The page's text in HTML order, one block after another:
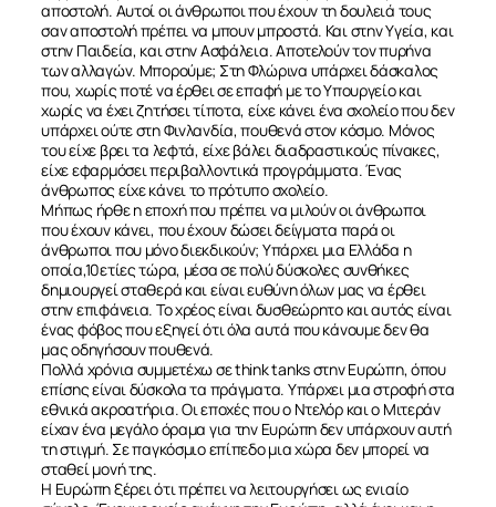
αποστολή. Αυτοί οι άνθρωποι που έχουν τη δουλειά τους
σαν αποστολή πρέπει να μπουν μπροστά. Και στην Υγεία, και
στην Παιδεία, και στην Ασφάλεια. Αποτελούν τον πυρήνα
των αλλαγών. Μπορούμε; Στη Φλώρινα υπάρχει δάσκαλος
που, χωρίς ποτέ να έρθει σε επαφή με το Υπουργείο και
χωρίς να έχει ζητήσει τίποτα, είχε κάνει ένα σχολείο που δεν
υπάρχει ούτε στη Φινλανδία, πουθενά στον κόσμο. Μόνος
του είχε βρει τα λεφτά, είχε βάλει διαδραστικούς πίνακες,
είχε εφαρμόσει περιβαλλοντικά προγράμματα. Ένας
άνθρωπος είχε κάνει το πρότυπο σχολείο.
Μήπως ήρθε η εποχή που πρέπει να μιλούν οι άνθρωποι
που έχουν κάνει, που έχουν δώσει δείγματα παρά οι
άνθρωποι που μόνο διεκδικούν; Υπάρχει μια Ελλάδα η
οποία,10ετίες τώρα, μέσα σε πολύ δύσκολες συνθήκες
δημιουργεί σταθερά και είναι ευθύνη όλων μας να έρθει
στην επιφάνεια. Το χρέος είναι δυσθεώρητο και αυτός είναι
ένας φόβος που εξηγεί ότι όλα αυτά που κάνουμε δεν θα
μας οδηγήσουν πουθενά.
Πολλά χρόνια συμμετέχω σε think tanks στην Ευρώπη, όπου
επίσης είναι δύσκολα τα πράγματα. Υπάρχει μια στροφή στα
εθνικά ακροατήρια. Οι εποχές που ο Ντελόρ και ο Μιτεράν
είχαν ένα μεγάλο όραμα για την Ευρώπη δεν υπάρχουν αυτή
τη στιγμή. Σε παγκόσμιο επίπεδο μια χώρα δεν μπορεί να
σταθεί μονή της.
Η Ευρώπη ξέρει ότι πρέπει να λειτουργήσει ως ενιαίο